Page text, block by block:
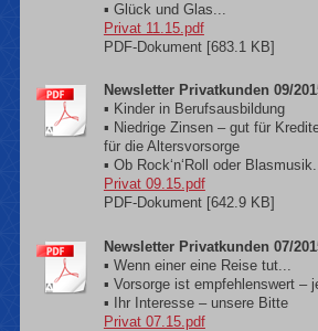
▪ Glück und Glas...
Privat 11.15.pdf
PDF-Dokument [683.1 KB]
Newsletter Privatkunden 09/
▪ Kinder in Berufsausbildung
▪ Niedrige Zinsen – gut für
für die Altersvorsorge
▪ Ob Rock‘n‘Roll oder
Privat 09.15.pdf
PDF-Dokument [642.9 KB]
Newsletter Privatkunden 07/
▪ Wenn einer eine Reise tut...
▪ Vorsorge ist empfehlenswert –
▪ Ihr Interesse – unsere Bitte
Privat 07.15.pdf